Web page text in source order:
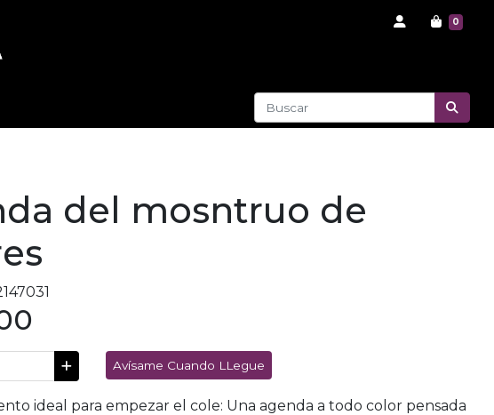
0
del mosntruo de
Avísame Cuando LLegue
ideal para empezar el cole: Una agenda a todo color pensada